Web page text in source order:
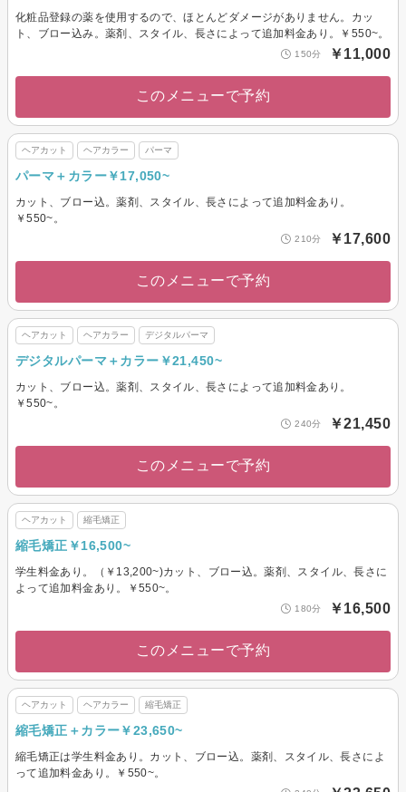
化粧品登録の薬を使用するので、ほとんどダメージがありません。カッ
ト、ブロー込み。薬剤、スタイル、長さによって追加料金あり。￥550~。
150分 ￥11,000
このメニューで予約
ヘアカット ヘアカラー パーマ
パーマ＋カラー￥17,050~
カット、ブロー込。薬剤、スタイル、長さによって追加料金あり。
￥550~。
210分 ￥17,600
このメニューで予約
ヘアカット ヘアカラー デジタルパーマ
デジタルパーマ＋カラー￥21,450~
カット、ブロー込。薬剤、スタイル、長さによって追加料金あり。
￥550~。
240分 ￥21,450
このメニューで予約
ヘアカット 縮毛矯正
縮毛矯正￥16,500~
学生料金あり。（￥13,200~)カット、ブロー込。薬剤、スタイル、長さに
よって追加料金あり。￥550~。
180分 ￥16,500
このメニューで予約
ヘアカット ヘアカラー 縮毛矯正
縮毛矯正＋カラー￥23,650~
縮毛矯正は学生料金あり。カット、ブロー込。薬剤、スタイル、長さによ
って追加料金あり。￥550~。